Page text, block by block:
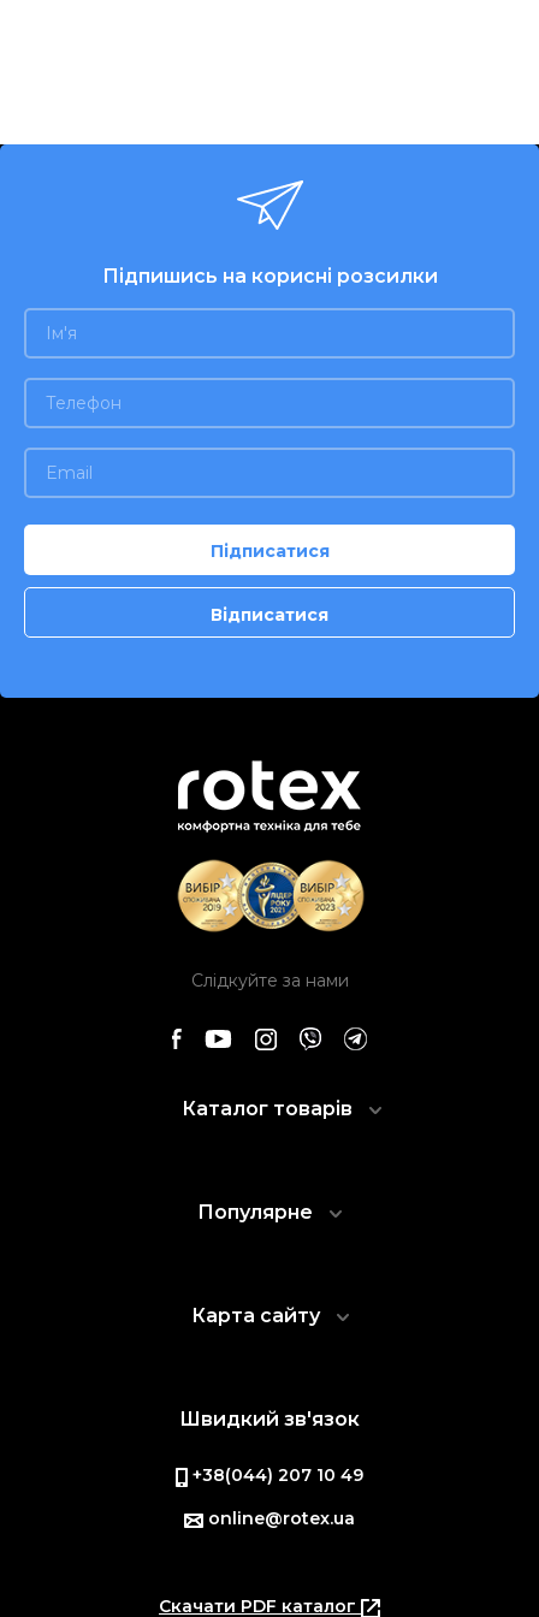
Підпишись на корисні розсилки
Слідкуйте за нами
Каталог товарів
Популярне
Карта сайту
Швидкий зв'язок
+38(044) 207 10 49
online@rotex.ua
Скачати PDF каталог